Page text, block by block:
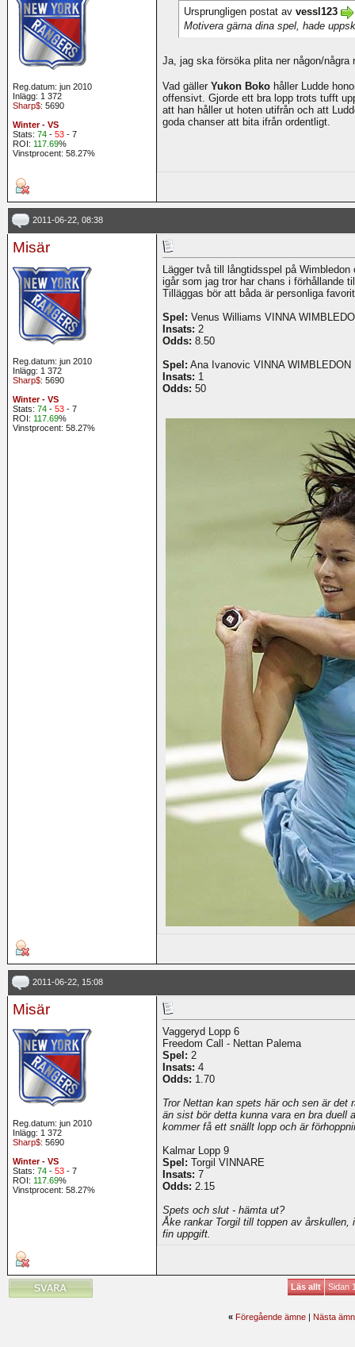
Reg.datum: jun 2010
Inlägg: 1 372
Sharp$: 5690
Winter - VS
Stats: 74 - 53 - 7
ROI: 117.69%
Vinstprocent: 58.27%
Ursprungligen postat av vessl123
Motivera gärna dina spel, hade
Ja, jag ska försöka plita ner någon/
Vad gäller Yukon Boko håller Ludde
offensivt. Gjorde ett bra lopp trots tufft
att han håller ut hoten utifrån och att
goda chanser att bita ifrån ordentligt.
2011-06-22, 08:38
Misär
Reg.datum: jun 2010
Inlägg: 1 372
Sharp$: 5690
Winter - VS
Stats: 74 - 53 - 7
ROI: 117.69%
Vinstprocent: 58.27%
Lägger två till långtidsspel på
igår som jag tror har chans i förhållande
Tilläggas bör att båda är personliga
Spel: Venus Williams VINNA
Insats: 2
Odds: 8.50
Spel: Ana Ivanovic VINNA WIMBLEDON
Insats: 1
Odds: 50
2011-06-22, 15:08
Misär
Reg.datum: jun 2010
Inlägg: 1 372
Sharp$: 5690
Winter - VS
Stats: 74 - 53 - 7
ROI: 117.69%
Vinstprocent: 58.27%
Vaggeryd Lopp 6
Freedom Call - Nettan Palema
Spel: 2
Insats: 4
Odds: 1.70
Tror Nettan kan spets här och sen är det
än sist bör detta kunna vara en bra duell
kommer få ett snällt lopp och är
Kalmar Lopp 9
Spel: Torgil VINNARE
Insats: 7
Odds: 2.15
Spets och slut - hämta ut?
Åke rankar Torgil till toppen av
fin uppgift.
Läs allt Sidan
« Föregående ämne| Nästa